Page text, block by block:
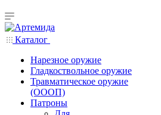
Каталог
Нарезное оружие
Гладкоствольное оружие
Травматическое оружие
(ОООП)
Патроны